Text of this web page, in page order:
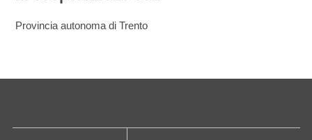
Provincia autonoma di Trento